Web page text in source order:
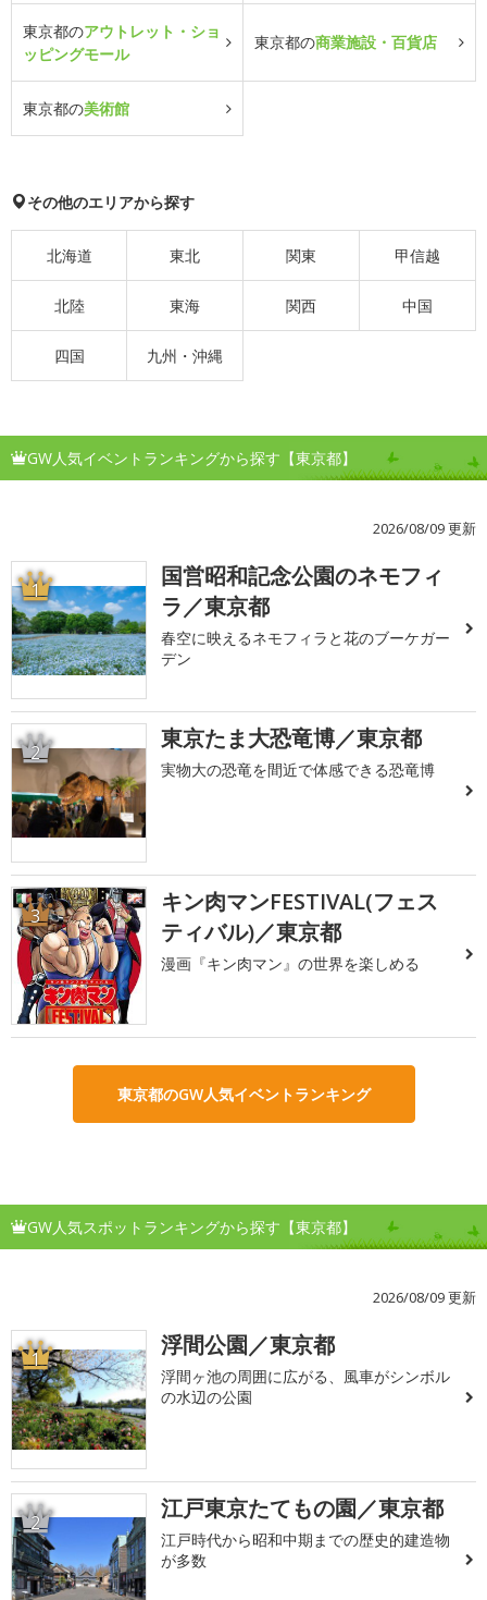
東京都のアウトレット・ショ
ッピングモール
東京都の商業施設・百貨店
東京都の美術館
その他のエリアから探す
北海道 東北 関東 甲信越
北陸 東海 関西 中国
四国 九州・沖縄
GW人気イベントランキングから探す【東京都】
2026/08/09 更新
1
国営昭和記念公園のネモフィ
ラ／東京都
春空に映えるネモフィラと花のブーケガー
デン
2 東京たま大恐竜博／東京都
実物大の恐竜を間近で体感できる恐竜博
3
キン肉マンFESTIVAL(フェス
ティバル)／東京都
漫画『キン肉マン』の世界を楽しめる
東京都のGW人気イベントランキング
GW人気スポットランキングから探す【東京都】
2026/08/09 更新
1 浮間公園／東京都
浮間ヶ池の周囲に広がる、風車がシンボル
の水辺の公園
2 江戸東京たてもの園／東京都
江戸時代から昭和中期までの歴史的建造物
が多数